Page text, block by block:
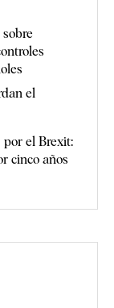
el
por el Brexit:
cinco años